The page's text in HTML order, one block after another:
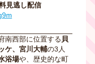
見逃し配信
南西部に位置する貝
ケ、宮川大輔の3人
浴場や、歴史的な町